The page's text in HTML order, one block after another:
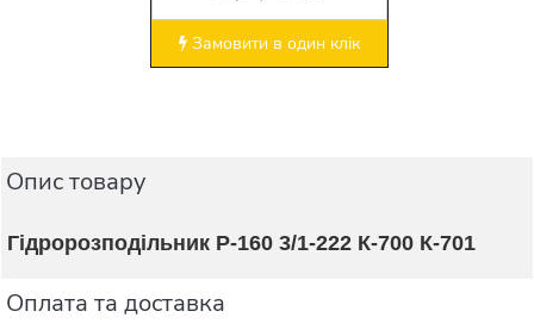
Замовити в один клік
Опис товару
Гідророзподільник Р-160 3/1-222 К-700 К-701
Оплата та доставка